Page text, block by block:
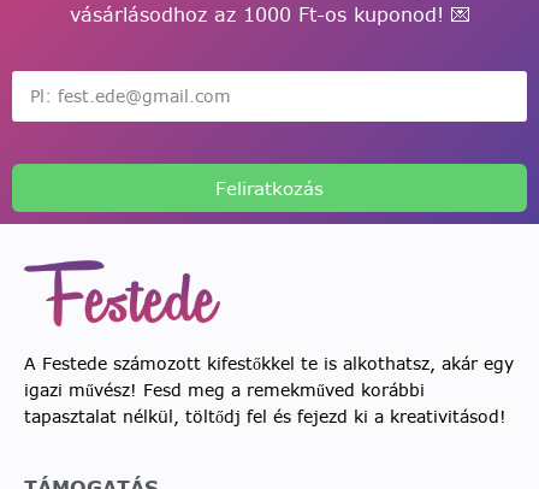
vásárlásodhoz az 1000 Ft-os kuponod! 💌
Feliratkozás
A Festede számozott kifestőkkel te is alkothatsz, akár egy
igazi művész! Fesd meg a remekműved korábbi
tapasztalat nélkül, töltődj fel és fejezd ki a kreativitásod!